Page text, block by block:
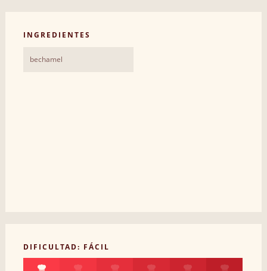
INGREDIENTES
bechamel
DIFICULTAD: FÁCIL